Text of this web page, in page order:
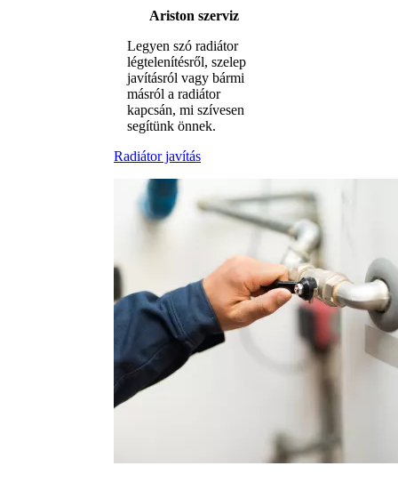
Ariston szerviz
Legyen szó radiátor
légtelenítésről, szelep
javításról vagy bármi
másról a radiátor
kapcsán, mi szívesen
segítünk önnek.
Radiátor javítás